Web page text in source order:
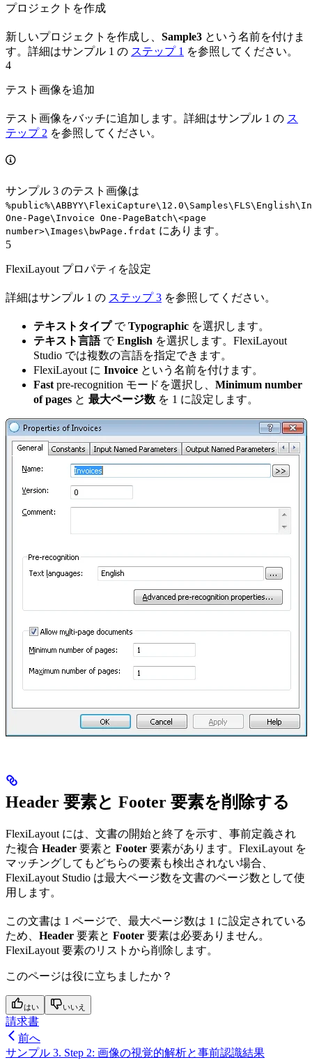
プロジェクトを作成
新しいプロジェクトを作成し、 Sample3 という名前を付けま
す。詳細はサンプル 1 の ステップ 1 を参照してください。
4
テスト画像を追加
テスト画像をバッチに追加します。詳細はサンプル 1 の ス
テップ 2 を参照してください。
サンプル 3 のテスト画像は
One-Page\Invoice One-PageBatch\<page
number>\Images\bwPage.frdat にあります。
5
FlexiLayout プロパティを設定
詳細はサンプル 1 の ステップ 3 を参照してください。
テキストタイプでTypographic を選択します。
テキスト言語でEnglish を選択します。FlexiLayout
Studio では複数の言語を指定できます。
FlexiLayout に Invoice という名前を付けます。
Fast pre-recognition モードを選択し、 Minimum number
of pages と 最大ページ数 を 1 に設定します。
Header 要素と Footer 要素を削除する
FlexiLayout には、文書の開始と終了を示す、事前定義され
た複合 Header 要素と Footer 要素があります。FlexiLayout を
マッチングしてもどちらの要素も検出されない場合、
FlexiLayout Studio は最大ページ数を文書のページ数として使
用します。
この文書は 1 ページで、最大ページ数は 1 に設定されている
ため、 Header 要素と Footer 要素は必要ありません。
FlexiLayout 要素のリストから削除します。
このページは役に立ちましたか？
はい いいえ
請求書
前へ
サンプル 3. Step 2: 画像の視覚的解析と事前認識結果